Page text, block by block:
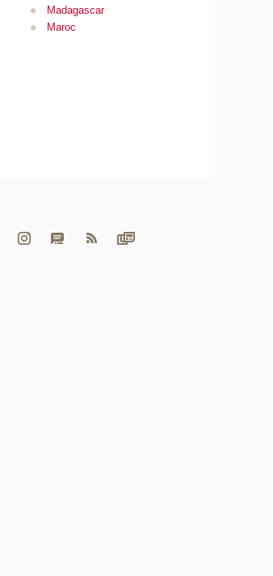
Madagascar
Maroc